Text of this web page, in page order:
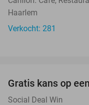
Haarlem
Verkocht: 281
Gratis kans op
Social Deal Win